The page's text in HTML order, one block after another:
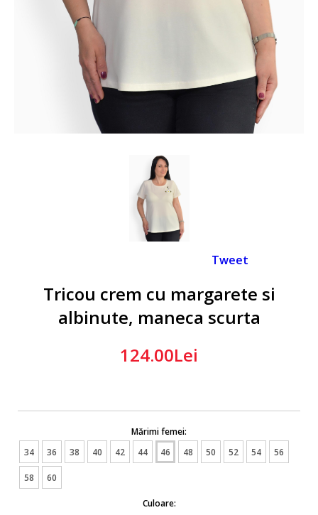
Tricou crem cu margarete si
albinute, maneca scurta
124.00Lei
Mărimi femei:
34
36 38 40 42 44 46 48 50 52 54 56
58 60
Culoare:
Tweet